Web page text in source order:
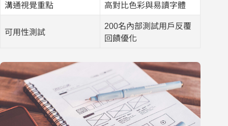
溝通視覺重點 高對比色彩與易讀字體
可用性測試
200名內部測試用戶反覆
回饋優化